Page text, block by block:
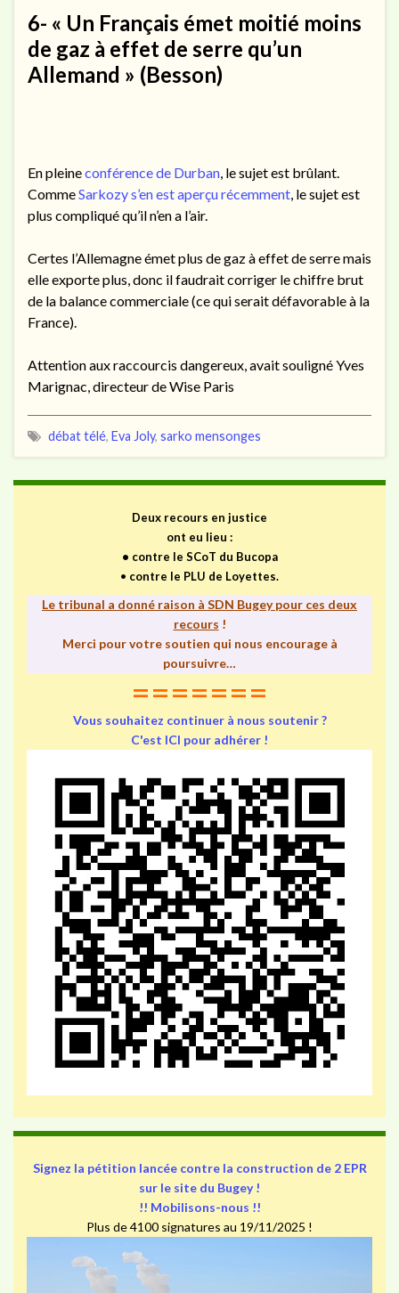
6- « Un Français émet moitié moins
de gaz à effet de serre qu’un
Allemand » (Besson)
En pleineconférence de Durban, le sujet est brûlant.
CommeSarkozy s’en est aperçu récemment, le sujet est
plus compliqué qu’il n’en a l’air.
Certes l’Allemagne émet plus de gaz à effet de serre mais
elle exporte plus, donc il faudrait corriger le chiffre brut
de la balance commerciale (ce qui serait défavorable à la
France).
Attention aux raccourcis dangereux, avait souligné Yves
Marignac, directeur de Wise Paris
débat télé, Eva Joly, sarko mensonges
Deux recours en justice
ont eu lieu :
• contre le SCoT du Bucopa
• contre le PLU de Loyettes.
Le tribunal a donné raison à SDN Bugey pour ces deux
recours !
Merci pour votre soutien qui nous encourage à
poursuivre…
=======
Vous souhaitez continuer à nous soutenir ?
C'est ICI pour adhérer !
Signez la pétition lancée contre la construction de 2 EPR
sur le site du Bugey !
!! Mobilisons-nous !!
Plus de 4100 signatures au 19/11/2025 !